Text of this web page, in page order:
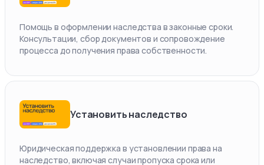
Помощь в оформлении наследства в законные сроки.
Консультации, сбор документов и сопровождение
процесса до получения права собственности.
Установить наследство
Юридическая поддержка в установлении права на
наследство, включая случаи пропуска срока или